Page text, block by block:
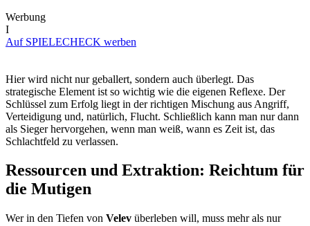
Werbung
I
Auf SPIELECHECK werben
Hier wird nicht nur geballert, sondern auch überlegt. Das
strategische Element ist so wichtig wie die eigenen Reflexe. Der
Schlüssel zum Erfolg liegt in der richtigen Mischung aus Angriff,
Verteidigung und, natürlich, Flucht. Schließlich kann man nur dann
als Sieger hervorgehen, wenn man weiß, wann es Zeit ist, das
Schlachtfeld zu verlassen.
Ressourcen und Extraktion: Reichtum für
die Mutigen
Wer in den Tiefen von Velev überleben will, muss mehr als nur